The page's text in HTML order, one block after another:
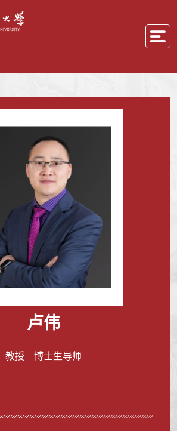
卢伟
教授 博士生导师